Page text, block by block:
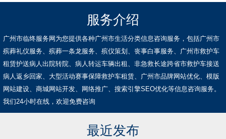
各异的深海珊瑚种类？
然界中承载的生态意义与价值
服务介绍
广州市临终服务网为您提供各种广州市生活分类信息咨询服务，包括广州市
殡葬礼仪服务、殡葬一条龙服务、殡仪策划、丧事白事服务、广州市救护车
租赁护送病人出院转院、病人转运车辆出租、非急救长途跨省市救护车接送
病人返乡回家、大型活动赛事保障救护车租赁、广州市品牌网站优化、模版
网站建设、商城网站开发、网络推广、搜索引擎SEO优化等信息咨询服务。
我们24小时在线，欢迎免费咨询
最近发布